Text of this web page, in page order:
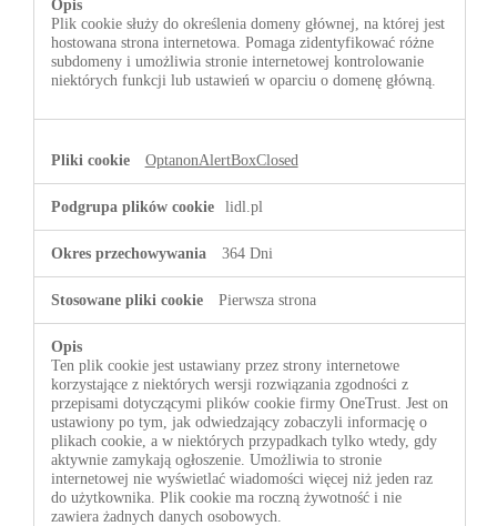
Plik cookie służy do określenia domeny głównej, na której jest
hostowana strona internetowa. Pomaga zidentyfikować różne
subdomeny i umożliwia stronie internetowej kontrolowanie
niektórych funkcji lub ustawień w oparciu o domenę główną.
OptanonAlertBoxClosed
lidl.pl
364 Dni
Pierwsza strona
Ten plik cookie jest ustawiany przez strony internetowe
korzystające z niektórych wersji rozwiązania zgodności z
przepisami dotyczącymi plików cookie firmy OneTrust. Jest on
ustawiony po tym, jak odwiedzający zobaczyli informację o
plikach cookie, a w niektórych przypadkach tylko wtedy, gdy
aktywnie zamykają ogłoszenie. Umożliwia to stronie
internetowej nie wyświetlać wiadomości więcej niż jeden raz
do użytkownika. Plik cookie ma roczną żywotność i nie
zawiera żadnych danych osobowych.